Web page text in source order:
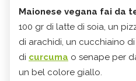
Maionese vegana fai da
100 gr di latte di soia, un
di arachidi, un cucchiaino
di curcuma o senape per
un bel colore giallo.